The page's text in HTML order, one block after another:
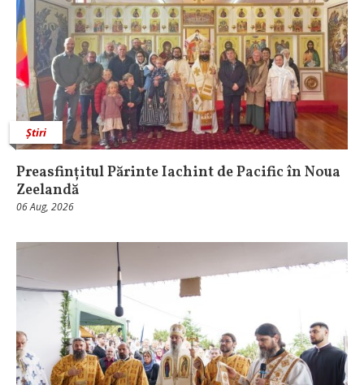
Știri
Preasfințitul Părinte Iachint de Pacific în Noua
Zeelandă
06 Aug, 2026